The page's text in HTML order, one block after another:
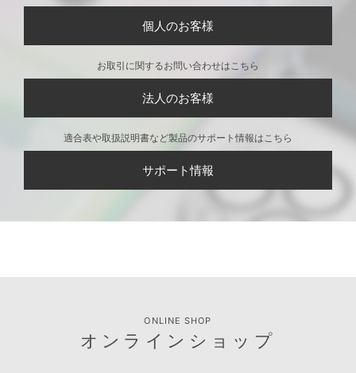
個人のお客様
お取引に関するお問い合わせはこちら
法人のお客様
適合表や取扱説明書など製品のサポート情報はこちら
サポート情報
ONLINE SHOP
オンラインショップ